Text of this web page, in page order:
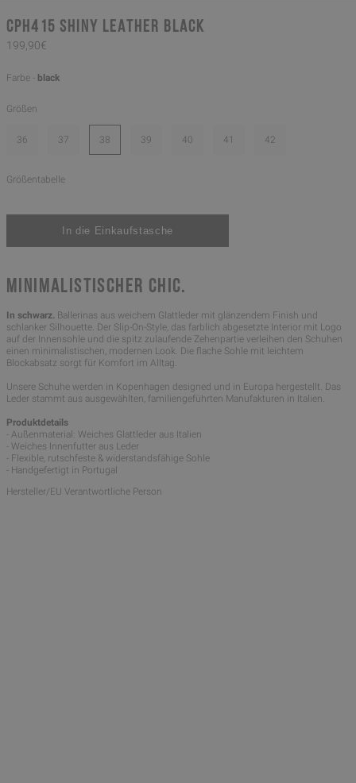
CPH415 shiny leather black
199,90€
Farbe - black
Größen
36 37 38 39 40 41 42
Größentabelle
MINIMALISTISCHER CHIC.
In schwarz. Ballerinas aus weichem Glattleder mit glänzendem Finish und
schlanker Silhouette. Der Slip-On-Style, das farblich abgesetzte Interior mit Logo
auf der Innensohle und die spitz zulaufende Zehenpartie verleihen den Schuhen
einen minimalistischen, modernen Look. Die flache Sohle mit leichtem
Blockabsatz sorgt für Komfort im Alltag.
Unsere Schuhe werden in Kopenhagen designed und in Europa hergestellt. Das
Leder stammt aus ausgewählten, familiengeführten Manufakturen in Italien.
Produktdetails
- Außenmaterial: Weiches Glattleder aus Italien
- Weiches Innenfutter aus Leder
- Flexible, rutschfeste & widerstandsfähige Sohle
- Handgefertigt in Portugal
Hersteller/EU Verantwortliche Person